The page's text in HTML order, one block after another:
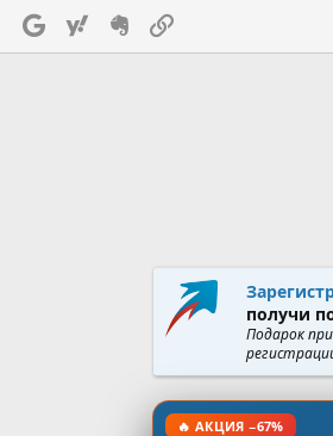
Google Yahoo Evernote
получи
Подарок
🔥 АКЦИЯ −67%